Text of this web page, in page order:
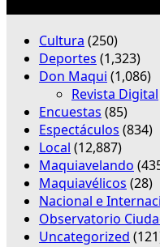
Cultura (250)
Deportes (1,323)
Don Maqui (1,086)
Revista Digital
Encuestas (85)
Espectáculos (834)
Local (12,887)
Maquiavelando
Maquiavélicos (28)
Nacional e
Observatorio
Uncategorized